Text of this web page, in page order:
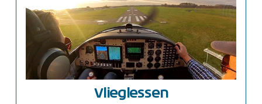
Vlieglessen